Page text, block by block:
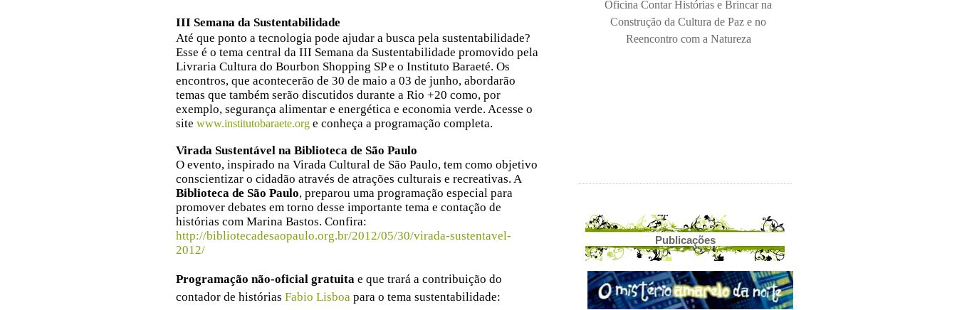
III Semana da Sustentabilidade
Até que ponto a tecnologia pode ajudar a busca pela sustentabilidade?
Esse é o tema central da III Semana da Sustentabilidade promovido pela
Livraria Cultura do Bourbon Shopping SP e o Instituto Baraeté. Os
encontros, que acontecerão de 30 de maio a 03 de junho, abordarão
temas que também serão discutidos durante a Rio +20 como, por
exemplo, segurança alimentar e energética e economia verde. Acesse o
site www.institutobaraete.org e conheça a programação completa.
Virada Sustentável na Biblioteca de São Paulo
O evento, inspirado na Virada Cultural de São Paulo, tem como objetivo
conscientizar o cidadão através de atrações culturais e recreativas. A
Biblioteca de São Paulo, preparou uma programação especial para
promover debates em torno desse importante tema e contação de
histórias com Marina Bastos. Confira:
http://bibliotecadesaopaulo.org.br/2012/05/30/virada-sustentavel-
2012/
Programação não-oficial gratuita e que trará a contribuição do
contador de histórias Fabio Lisboa para o tema sustentabilidade:
Oficina Contar Histórias e Brincar na
Construção da Cultura de Paz e no
Reencontro com a Natureza
Publicações